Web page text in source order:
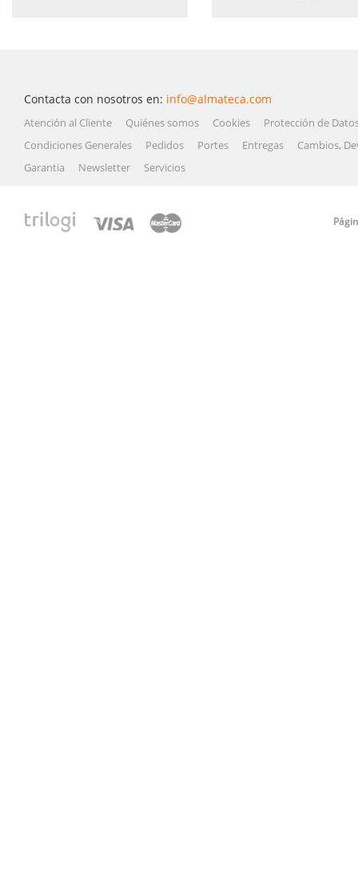
Contacta con nosotros en: info@almateca.com
Atención al Cliente Quiénes somos Cookies
Protección de
Condiciones Generales
Pedidos Portes Entregas
Cambios,
Garantia
Newsletter Servicios